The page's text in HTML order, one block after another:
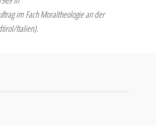
im Fach Moraltheologie an der
Italien).